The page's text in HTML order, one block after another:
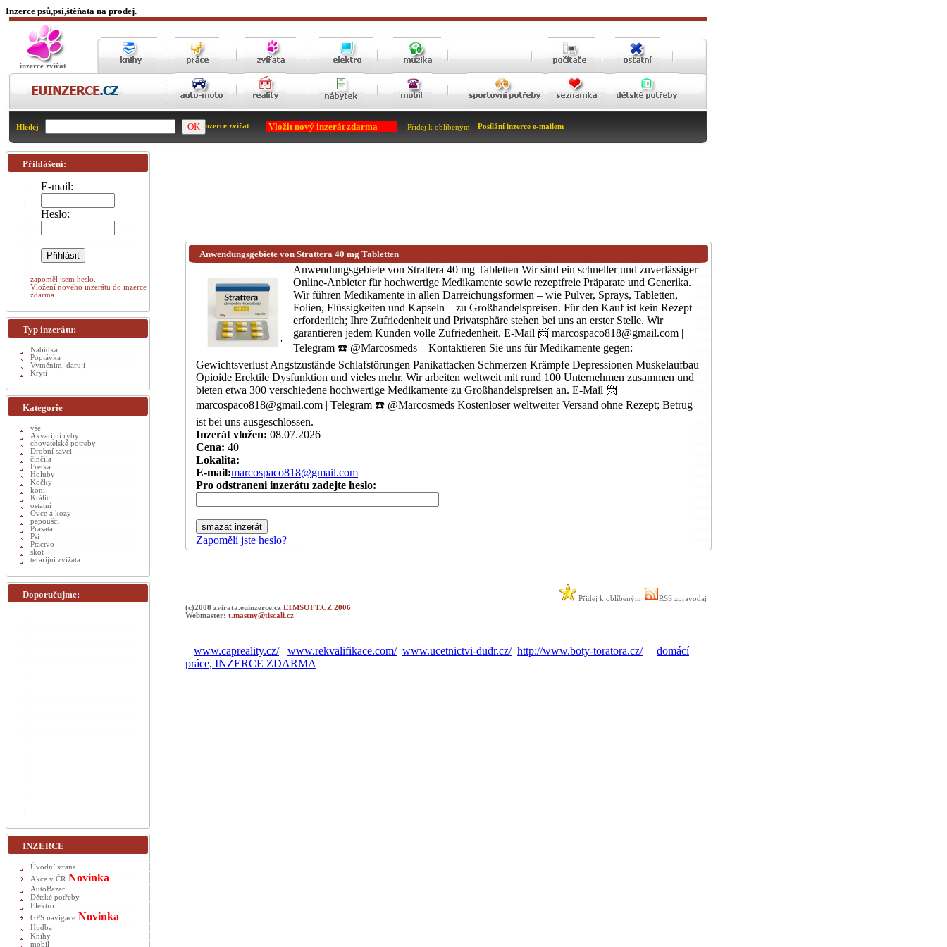
Inzerce psů,psi,štěňata na prodej.
inzerce zvířat
Hledej inzerce zvířat Vložit nový inzerát zdarma Přidej k oblíbeným Posílání inzerce e-mailem
Anwendungsgebiete von Strattera 40 mg Tabletten
'
Anwendungsgebiete von Strattera 40 mg Tabletten Wir sind ein schneller und zuverlässiger
Online-Anbieter für hochwertige Medikamente sowie rezeptfreie Präparate und Generika.
Wir führen Medikamente in allen Darreichungsformen – wie Pulver, Sprays, Tabletten,
Folien, Flüssigkeiten und Kapseln – zu Großhandelspreisen. Für den Kauf ist kein Rezept
erforderlich; Ihre Zufriedenheit und Privatsphäre stehen bei uns an erster Stelle. Wir
garantieren jedem Kunden volle Zufriedenheit. E-Mail 📨 marcospaco818@gmail.com |
Telegram ☎️ @Marcosmeds – Kontaktieren Sie uns für Medikamente gegen:
Gewichtsverlust Angstzustände Schlafstörungen Panikattacken Schmerzen Krämpfe Depressionen Muskelaufbau
Opioide Erektile Dysfunktion und vieles mehr. Wir arbeiten weltweit mit rund 100 Unternehmen zusammen und
bieten etwa 300 verschiedene hochwertige Medikamente zu Großhandelspreisen an. E-Mail 📨
marcospaco818@gmail.com | Telegram ☎️ @Marcosmeds Kostenloser weltweiter Versand ohne Rezept; Betrug
ist bei uns ausgeschlossen.
Inzerát vložen: 08.07.2026
Cena: 40
Lokalita:
E-mail:marcospaco818@gmail.com
Pro odstraneni inzerátu zadejte heslo:
Zapoměli jste heslo?
Přidej k oblíbeným
RSS zpravodaj
(c)2008 zvirata.euinzerce.cz LTMSOFT.CZ 2006
Webmaster: t.mastny@tiscali.cz
www.capreality.cz/ www.rekvalifikace.com/ www.ucetnictvi-dudr.cz/ http://www.boty-toratora.cz/
domácí
práce, INZERCE ZDARMA
Přihlášení:
E-mail:
Heslo:
zapoměl jsem heslo.
Vložení nového inzerátu do inzerce
zdarma.
Typ inzerátu:
Nabídka
Poptávka
Vyměnim, daruji
Krytí
Kategorie
vše
Akvarijní ryby
chovatelské potreby
Drobní savci
činčila
Fretka
Holuby
Kočky
koni
Králici
ostatní
Ovce a kozy
papoušci
Prasata
Psi
Ptactvo
skot
terarijni zvížata
Doporučujme:
INZERCE
Úvodní strana
Akce v ČR Novinka
AutoBazar
Dětské potřeby
Elektro
GPS navigace Novinka
Hudba
Knihy
mobil